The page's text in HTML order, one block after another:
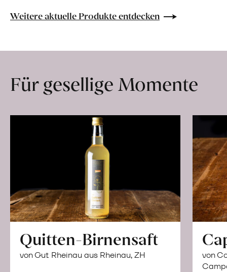
Lebensmittel
Hof
erfahren
Weitere aktuelle Produkte entdecken
Für gesellige Momente
Quitten-Birnensaft
von Gut Rheinau aus Rheinau, ZH
von